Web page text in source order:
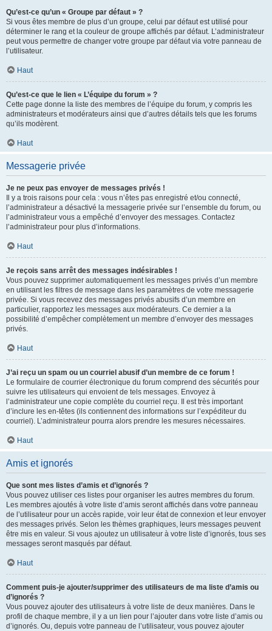
Qu’est-ce qu’un « Groupe par défaut » ?
Si vous êtes membre de plus d’un groupe, celui par défaut est utilisé pour
déterminer le rang et la couleur de groupe affichés par défaut. L’administrateur
peut vous permettre de changer votre groupe par défaut via votre panneau de
l’utilisateur.
Haut
Qu’est-ce que le lien « L’équipe du forum » ?
Cette page donne la liste des membres de l’équipe du forum, y compris les
administrateurs et modérateurs ainsi que d’autres détails tels que les forums
qu’ils modèrent.
Haut
Messagerie privée
Je ne peux pas envoyer de messages privés !
Il y a trois raisons pour cela : vous n’êtes pas enregistré et/ou connecté,
l’administrateur a désactivé la messagerie privée sur l’ensemble du forum, ou
l’administrateur vous a empêché d’envoyer des messages. Contactez
l’administrateur pour plus d’informations.
Haut
Je reçois sans arrêt des messages indésirables !
Vous pouvez supprimer automatiquement les messages privés d’un membre
en utilisant les filtres de message dans les paramètres de votre messagerie
privée. Si vous recevez des messages privés abusifs d’un membre en
particulier, rapportez les messages aux modérateurs. Ce dernier a la
possibilité d’empêcher complètement un membre d’envoyer des messages
privés.
Haut
J’ai reçu un spam ou un courriel abusif d’un membre de ce forum !
Le formulaire de courrier électronique du forum comprend des sécurités pour
suivre les utilisateurs qui envoient de tels messages. Envoyez à
l’administrateur une copie complète du courriel reçu. Il est très important
d’inclure les en-têtes (ils contiennent des informations sur l’expéditeur du
courriel). L’administrateur pourra alors prendre les mesures nécessaires.
Haut
Amis et ignorés
Que sont mes listes d’amis et d’ignorés ?
Vous pouvez utiliser ces listes pour organiser les autres membres du forum.
Les membres ajoutés à votre liste d’amis seront affichés dans votre panneau
de l’utilisateur pour un accès rapide, voir leur état de connexion et leur envoyer
des messages privés. Selon les thèmes graphiques, leurs messages peuvent
être mis en valeur. Si vous ajoutez un utilisateur à votre liste d’ignorés, tous ses
messages seront masqués par défaut.
Haut
Comment puis-je ajouter/supprimer des utilisateurs de ma liste d’amis ou
d’ignorés ?
Vous pouvez ajouter des utilisateurs à votre liste de deux manières. Dans le
profil de chaque membre, il y a un lien pour l’ajouter dans votre liste d’amis ou
d’ignorés. Ou, depuis votre panneau de l’utilisateur, vous pouvez ajouter